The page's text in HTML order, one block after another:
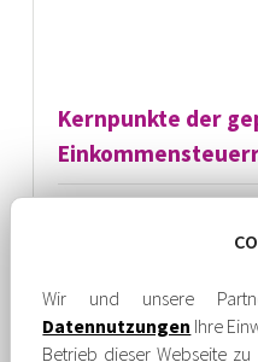
Kernpunkte der
und Änderung der
BFH: Verschärfte
Wir und unsere
Datennutzungen Ihre
Betrieb dieser Webseite